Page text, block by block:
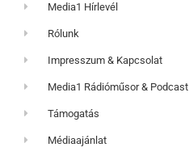
Media1 Hírlevél
Rólunk
Impresszum & Kapcsolat
Media1 Rádióműsor & Podcast
Támogatás
Médiaajánlat